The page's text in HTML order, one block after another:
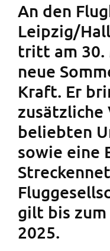
An den
Leipzig/
tritt am 30.
neue
Kraft. Er
zusätzliche
beliebten
sowie eine
gilt bis
2025.